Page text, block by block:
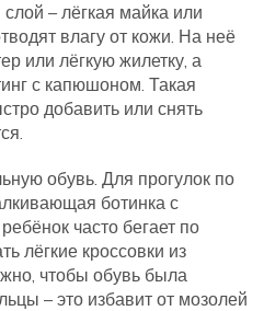
– лёгкая майка или
влагу от кожи. На неё
или лёгкую жилетку, а
с капюшоном. Такая
добавить или снять
обувь. Для прогулок по
ботинка с
часто бегает по
лёгкие кроссовки из
чтобы обувь была
– это избавит от мозолей